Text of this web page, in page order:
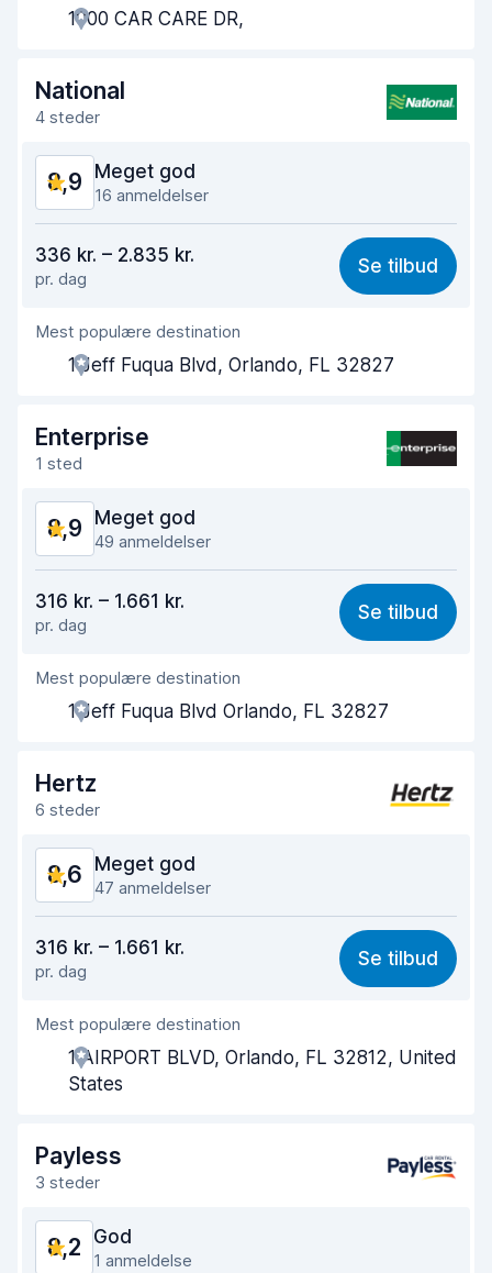
Afhentningshastighed
Afleveringshastighed 9,5
Bilens tilstand
1000 CAR CARE DR,
National
4 steder
8,9 Meget god
16 anmeldelser
8,6
Nemt at finde 9,1
Agentens hjælpsomhed
Afhentningshastighed
Afleveringshastighed 9,7
Bilens tilstand
336 kr. – 2.835 kr.
pr. dag
Se tilbud
Mest populære destination
1 Jeff Fuqua Blvd, Orlando, FL 32827
Enterprise
1 sted
8,9 Meget god
49 anmeldelser
8,2
Nemt at finde 9,0
Agentens hjælpsomhed
Afhentningshastighed
Afleveringshastighed 9,4
Bilens tilstand
316 kr. – 1.661 kr.
pr. dag
Se tilbud
Mest populære destination
1 Jeff Fuqua Blvd Orlando, FL 32827
Hertz
6 steder
8,6 Meget god
47 anmeldelser
8,1
Nemt at finde 8,7
Agentens hjælpsomhed
Afhentningshastighed
Renlighed af bilen 9,0
Bilens tilstand
316 kr. – 1.661 kr.
pr. dag
Se tilbud
Mest populære destination
1 AIRPORT BLVD, Orlando, FL 32812, United
States
Payless
3 steder
8,2 God
1 anmeldelse